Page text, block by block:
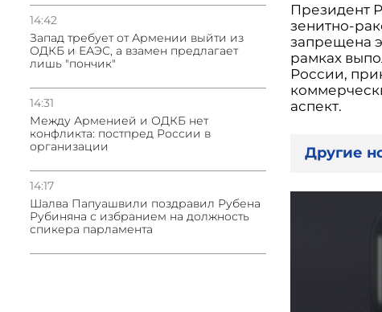
14:42
Запад требует от Армении выйти из
ОДКБ и ЕАЭС, а взамен предлагает
лишь "пончик"
14:31
Между Арменией и ОДКБ нет
конфликта: постпред России в
организации
14:17
Шалва Папуашвили поздравил Рубена
Рубиняна с избранием на должность
спикера парламента
Президент
зенитно-
запрещена
рамках
России,
аспект.
Другие